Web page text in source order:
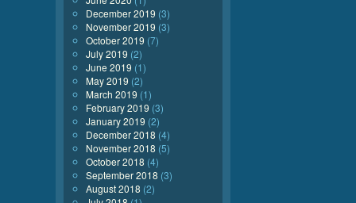
December 2019 (3)
November 2019 (3)
October 2019 (7)
July 2019 (2)
June 2019 (1)
May 2019 (2)
March 2019 (1)
February 2019 (3)
January 2019 (2)
December 2018 (4)
November 2018 (5)
October 2018 (4)
September 2018 (3)
August 2018 (2)